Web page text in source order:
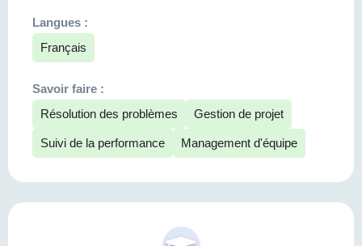
Langues :
Français
Savoir faire :
Résolution des problèmes
Gestion de projet
Suivi de la performance Management d'équipe